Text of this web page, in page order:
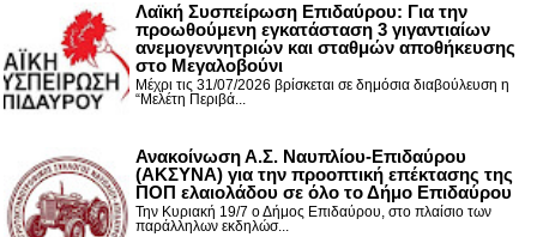
Λαϊκή Συσπείρωση Επιδαύρου: Για την
προωθούμενη εγκατάσταση 3 γιγαντιαίων
ανεμογεννητριών και σταθμών αποθήκευσης
στο Μεγαλοβούνι
Μέχρι τις 31/07/2026 βρίσκεται σε δημόσια διαβούλευση η
“Μελέτη Περιβά...
Ανακοίνωση Α.Σ. Ναυπλίου-Επιδαύρου
(ΑΚΣΥΝΑ) για την προοπτική επέκτασης της
ΠΟΠ ελαιολάδου σε όλο το Δήμο Επιδαύρου
Την Κυριακή 19/7 ο Δήμος Επιδαύρου, στο πλαίσιο των
παράλληλων εκδηλώσ...